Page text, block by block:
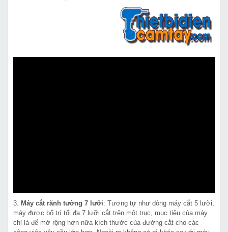
3. Máy cắt rãnh tường 7 lưỡi: Tương tự như dòng máy cắt 5 lưỡi,
máy được bố trí tối đa 7 lưỡi cắt trên một trục, mục tiêu của máy
chỉ là để mở rộng hơn nữa kích thước của đường cắt cho các